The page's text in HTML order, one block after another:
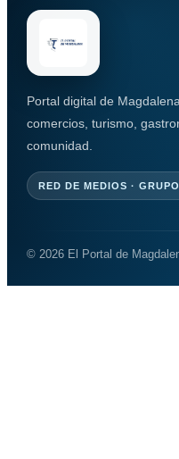
Portal digital de
comercios, turismo,
comunidad.
RED DE MEDIOS ·
© 2026 El Portal de